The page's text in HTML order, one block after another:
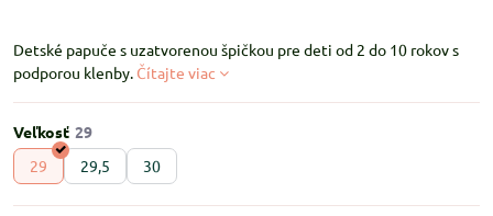
Detské papuče s uzatvorenou špičkou pre deti od 2 do 10 rokov s
podporou klenby. Čítajte viac
Veľkosť
29
29,5 30